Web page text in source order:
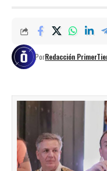
PorRedacción